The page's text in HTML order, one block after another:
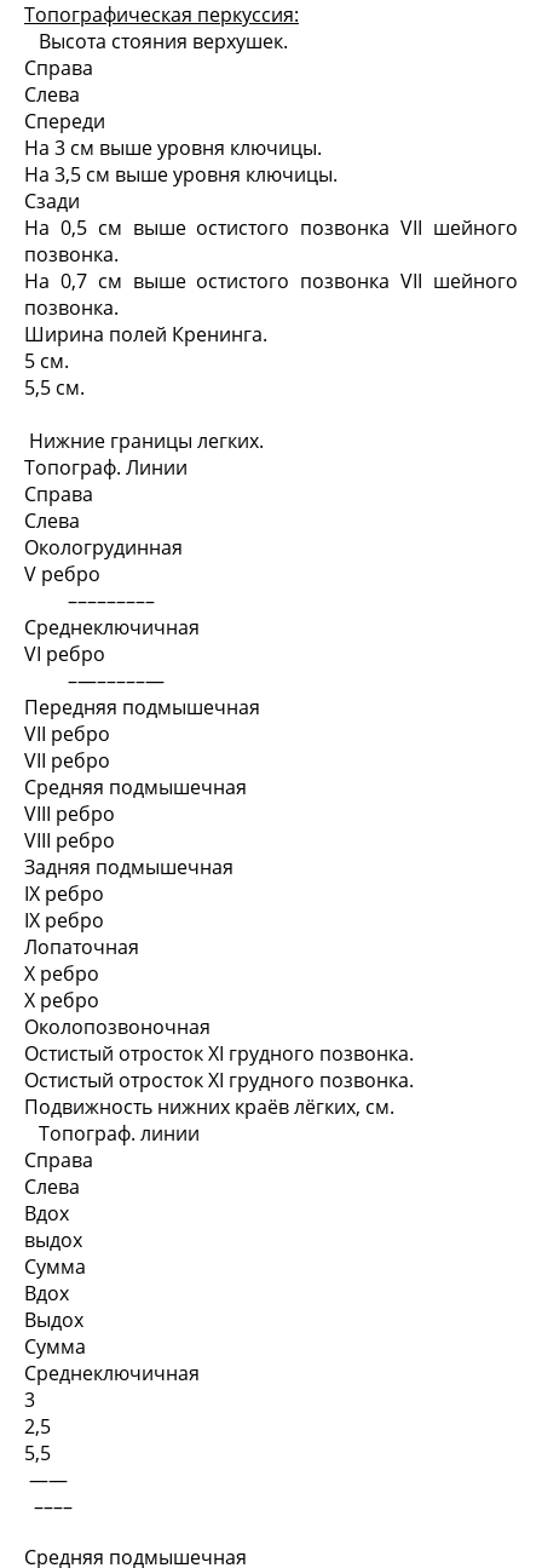
Топографическая перкуссия:
Высота стояния верхушек.
Справа
Слева
Спереди
На 3 см выше уровня ключицы.
На 3,5 см выше уровня ключицы.
Сзади
На 0,5 см выше остистого позвонка VII шейного
позвонка.
На 0,7 см выше остистого позвонка VII шейного
позвонка.
Ширина полей Кренинга.
5 см.
5,5 см.
Нижние границы легких.
Топограф. Линии
Справа
Слева
Окологрудинная
V ребро
–––––––––
Среднеключичная
VI ребро
–—–––––—
Передняя подмышечная
VII ребро
VII ребро
Средняя подмышечная
VIII ребро
VIII ребро
Задняя подмышечная
IX ребро
IX ребро
Лопаточная
X ребро
X ребро
Околопозвоночная
Остистый отросток XI грудного позвонка.
Остистый отросток XI грудного позвонка.
Подвижность нижних краёв лёгких, см.
Топограф. линии
Справа
Слева
Вдох
выдох
Сумма
Вдох
Выдох
Сумма
Среднеключичная
3
2,5
5,5
——
––––
Средняя подмышечная